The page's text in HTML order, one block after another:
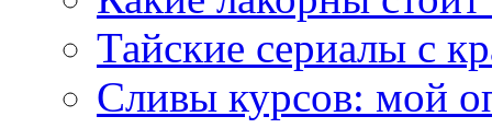
Тайские сериалы с
Сливы курсов: мой